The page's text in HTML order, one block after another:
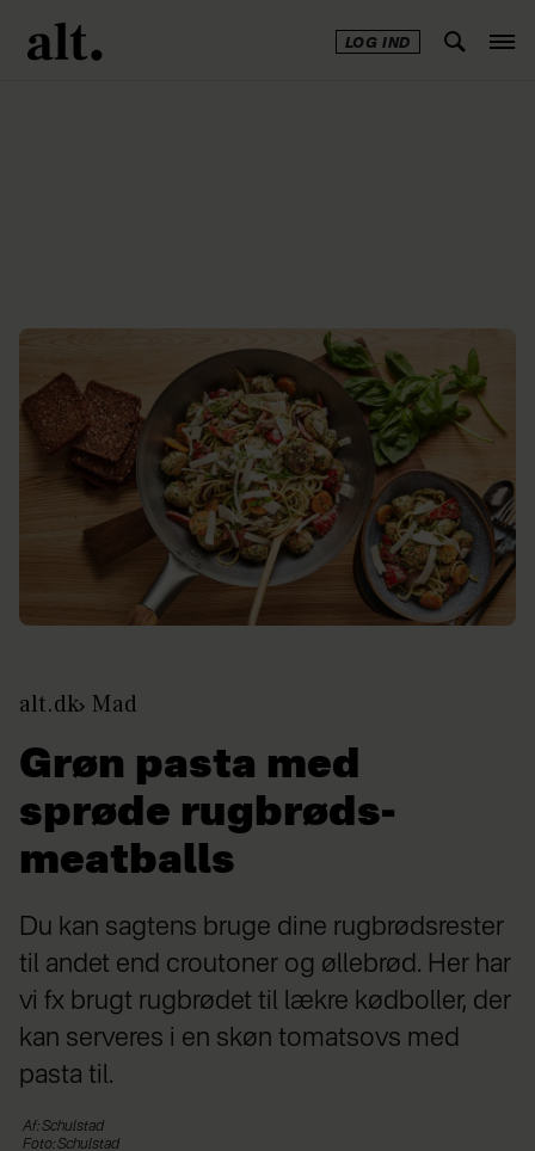
LOG IND
alt.dk Mad
Grøn pasta med
sprøde rugbrøds-
meatballs
Du kan sagtens bruge dine rugbrødsrester
til andet end croutoner og øllebrød. Her har
vi fx brugt rugbrødet til lækre kødboller, der
kan serveres i en skøn tomatsovs med
pasta til.
Af: Schulstad
Foto: Schulstad